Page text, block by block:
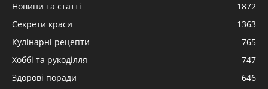
Новини та статті
1872
Секрети краси
1363
Кулінарні рецепти
765
Хоббі та рукоділля
747
Здорові поради
646